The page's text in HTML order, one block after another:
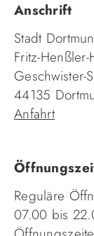
Anschrift
Stadt
Fritz-Henßler-
Geschwister-
44135
Anfahrt
Reguläre
07.00 bis